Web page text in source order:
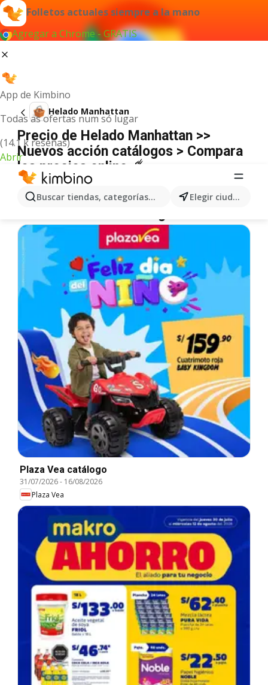
Folletos actuales siempre a la mano
Agregar a Chrome - GRATIS
App de Kimbino
Todas as ofertas num só lugar
(14.1 k reseñas)
Abrir
Buscar tiendas, categorías, productos... Elegir ciudad
Helado Manhattan
Precio de Helado Manhattan >>
Nuevos acción catálogos > Compara
los precios online ☄️
No hemos encontrado resultados para este
término.
Plaza Vea catálogo
31/07/2026- 16/08/2026
Plaza Vea